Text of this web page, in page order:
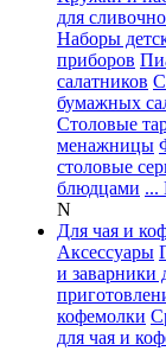
для
Наборы
приборов
салатников
бумажных
Столовые
менажницы
столовые
блюдцами ...
N
Для чая и
Аксессуары
и заварники
кофемолки
для чая и